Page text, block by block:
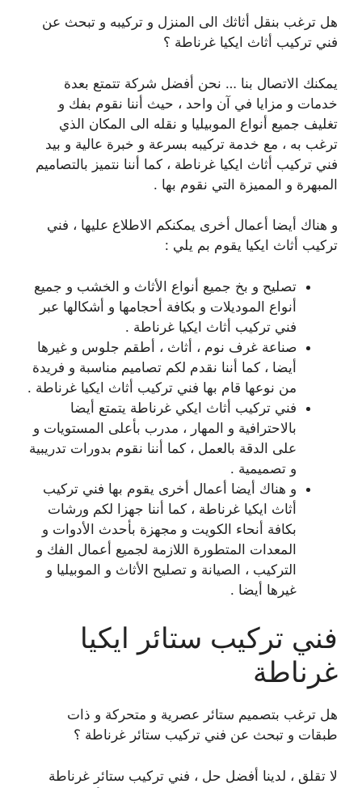
هل ترغب بنقل أثاثك الى المنزل و تركيبه و تبحث عن
فني تركيب أثاث ايكيا غرناطة ؟
يمكنك الاتصال بنا … نحن أفضل شركة تتمتع بعدة
خدمات و مزايا في آن واحد ، حيث أننا نقوم بفك و
تغليف جميع أنواع الموبيليا و نقله الى المكان الذي
ترغب به ، مع خدمة تركيبه بسرعة و خبرة عالية و بيد
فني تركيب أثاث ايكيا غرناطة ، كما أننا نتميز بالتصاميم
المبهرة و المميزة التي نقوم بها .
و هناك أيضا أعمال أخرى يمكنكم الاطلاع عليها ، فني
تركيب أثاث ايكيا يقوم بم يلي :
تصليح و بخ جميع أنواع الأثاث و الخشب و جميع
أنواع الموديلات و بكافة أحجامها و أشكالها عبر
فني تركيب أثاث ايكيا غرناطة .
صناعة غرف نوم ، أثاث ، أطقم جلوس و غيرها
أيضا ، كما أننا نقدم لكم تصاميم مناسبة و فريدة
من نوعها قام بها فني تركيب أثاث ايكيا غرناطة .
فني تركيب أثاث ايكي غرناطة يتمتع أيضا
بالاحترافية و المهار ، مدرب بأعلى المستويات و
على الدقة بالعمل ، كما أننا نقوم بدورات تدريبية
و تصميمية .
و هناك أيضا أعمال أخرى يقوم بها فني تركيب
أثاث ايكيا غرناطة ، كما أننا جهزا لكم ورشات
بكافة أنحاء الكويت و مجهزة بأحدث الأدوات و
المعدات المتطورة اللازمة لجميع أعمال الفك و
التركيب ، الصيانة و تصليح الأثاث و الموبيليا و
غيرها أيضا .
فني تركيب ستائر ايكيا
غرناطة
هل ترغب بتصميم ستائر عصرية و متحركة و ذات
طبقات و تبحث عن فني تركيب ستائر غرناطة ؟
لا تقلق ، لدينا أفضل حل ، فني تركيب ستائر غرناطة